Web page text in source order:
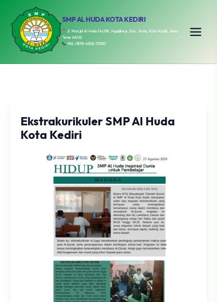
SMP AL HUDA KOTA KEDIRI
Jl. Masjid Al Huda No.196, Ngadirejo, Kec. Kota, Kota Kediri, Jawa
Timur 64122
WA: 0895-6306-70550
Ekstrakurikuler SMP Al Huda
Kota Kediri